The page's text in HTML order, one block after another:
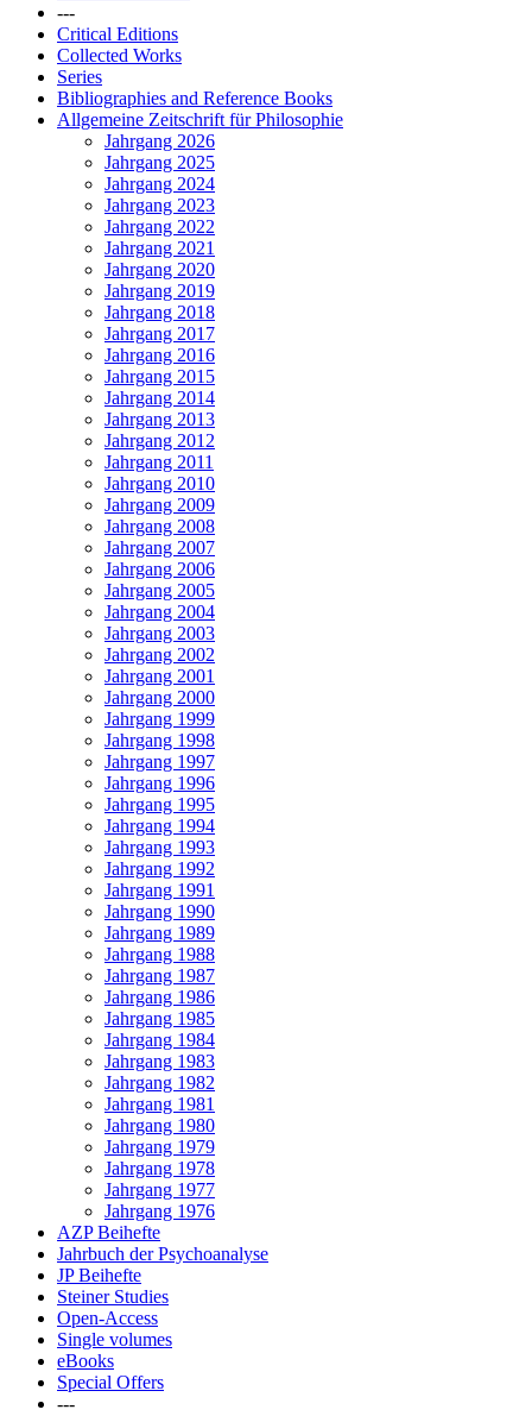
---
Critical Editions
Collected Works
Series
Bibliographies and Reference Books
Allgemeine Zeitschrift für Philosophie
Jahrgang 2026
Jahrgang 2025
Jahrgang 2024
Jahrgang 2023
Jahrgang 2022
Jahrgang 2021
Jahrgang 2020
Jahrgang 2019
Jahrgang 2018
Jahrgang 2017
Jahrgang 2016
Jahrgang 2015
Jahrgang 2014
Jahrgang 2013
Jahrgang 2012
Jahrgang 2011
Jahrgang 2010
Jahrgang 2009
Jahrgang 2008
Jahrgang 2007
Jahrgang 2006
Jahrgang 2005
Jahrgang 2004
Jahrgang 2003
Jahrgang 2002
Jahrgang 2001
Jahrgang 2000
Jahrgang 1999
Jahrgang 1998
Jahrgang 1997
Jahrgang 1996
Jahrgang 1995
Jahrgang 1994
Jahrgang 1993
Jahrgang 1992
Jahrgang 1991
Jahrgang 1990
Jahrgang 1989
Jahrgang 1988
Jahrgang 1987
Jahrgang 1986
Jahrgang 1985
Jahrgang 1984
Jahrgang 1983
Jahrgang 1982
Jahrgang 1981
Jahrgang 1980
Jahrgang 1979
Jahrgang 1978
Jahrgang 1977
Jahrgang 1976
AZP Beihefte
Jahrbuch der Psychoanalyse
JP Beihefte
Steiner Studies
Open-Access
Single volumes
eBooks
Special Offers
---